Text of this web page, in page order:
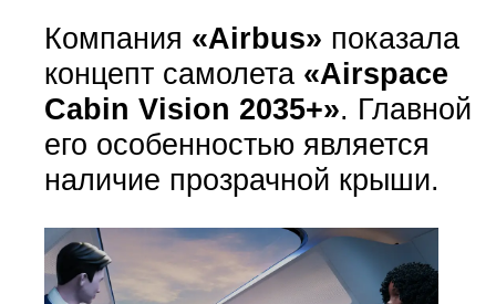
Компания «Airbus» показала
концепт самолета«Airspace
Cabin Vision 2035+». Главной
его особенностью является
наличие прозрачной крыши.